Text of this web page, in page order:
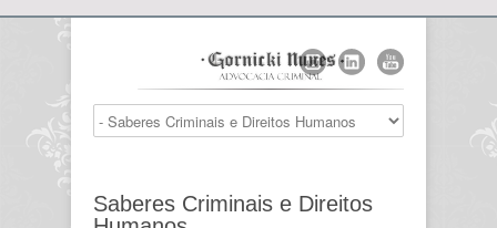
Saberes Criminais e Direitos